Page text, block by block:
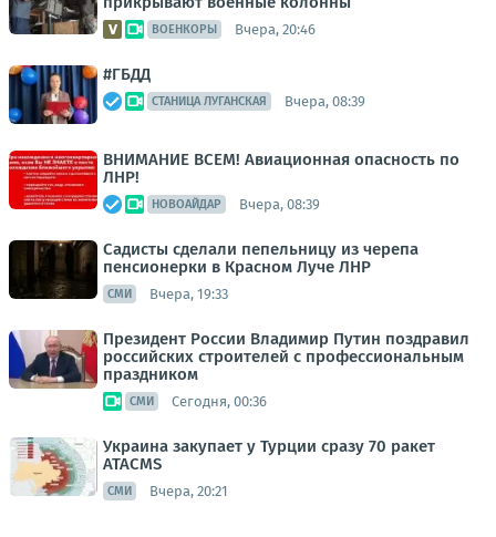
ВОЕНКОРЫ Вчера, 20:46
#ГБДД
СТАНИЦА ЛУГАНСКАЯ Вчера, 08:39
ВНИМАНИЕ ВСЕМ! Авиационная опасность по
ЛНР!
НОВОАЙДАР Вчера, 08:39
Садисты сделали пепельницу из черепа
пенсионерки в Красном Луче ЛНР
СМИ Вчера, 19:33
Президент России Владимир Путин поздравил
российских строителей с профессиональным
праздником
СМИ Сегодня, 00:36
Украина закупает у Турции сразу 70 ракет
ATACMS
СМИ Вчера, 20:21